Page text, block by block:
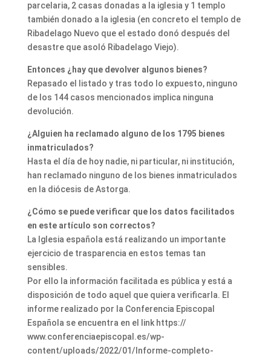
parcelaria, 2 casas donadas a la iglesia y 1 templo
también donado a la iglesia (en concreto el templo de
Ribadelago Nuevo que el estado donó después del
desastre que asoló Ribadelago Viejo).
Entonces ¿hay que devolver algunos bienes?
Repasado el listado y tras todo lo expuesto, ninguno
de los 144 casos mencionados implica ninguna
devolución.
¿Alguien ha reclamado alguno de los 1795 bienes
inmatriculados?
Hasta el día de hoy nadie, ni particular, ni institución,
han reclamado ninguno de los bienes inmatriculados
en la diócesis de Astorga.
¿Cómo se puede verificar que los datos facilitados
en este artículo son correctos?
La Iglesia española está realizando un importante
ejercicio de trasparencia en estos temas tan
sensibles.
Por ello la información facilitada es pública y está a
disposición de todo aquel que quiera verificarla. El
informe realizado por la Conferencia Episcopal
Española se encuentra en el link https://
www.conferenciaepiscopal.es/wp-
content/uploads/2022/01/Informe-completo-